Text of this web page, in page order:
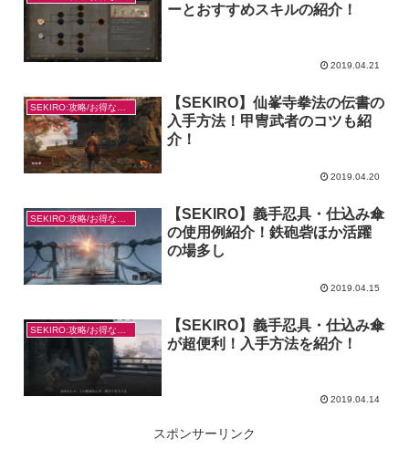
ーとおすすめスキルの紹介！
2019.04.21
【SEKIRO】仙峯寺拳法の伝書の
入手方法！甲冑武者のコツも紹
介！
2019.04.20
【SEKIRO】義手忍具・仕込み傘
の使用例紹介！鉄砲砦ほか活躍
の場多し
2019.04.15
【SEKIRO】義手忍具・仕込み傘
が超便利！入手方法を紹介！
2019.04.14
スポンサーリンク